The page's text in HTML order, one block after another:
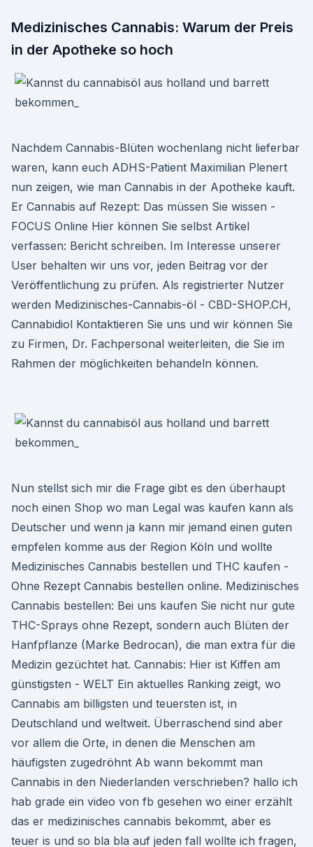
Medizinisches Cannabis: Warum der Preis
in der Apotheke so hoch
Nachdem Cannabis-Blüten wochenlang nicht lieferbar
waren, kann euch ADHS-Patient Maximilian Plenert
nun zeigen, wie man Cannabis in der Apotheke kauft.
Er Cannabis auf Rezept: Das müssen Sie wissen -
FOCUS Online Hier können Sie selbst Artikel
verfassen: Bericht schreiben. Im Interesse unserer
User behalten wir uns vor, jeden Beitrag vor der
Veröffentlichung zu prüfen. Als registrierter Nutzer
werden Medizinisches-Cannabis-öl - CBD-SHOP.CH,
Cannabidiol Kontaktieren Sie uns und wir können Sie
zu Firmen, Dr. Fachpersonal weiterleiten, die Sie im
Rahmen der möglichkeiten behandeln können.
Nun stellst sich mir die Frage gibt es den überhaupt
noch einen Shop wo man Legal was kaufen kann als
Deutscher und wenn ja kann mir jemand einen guten
empfelen komme aus der Region Köln und wollte
Medizinisches Cannabis bestellen und THC kaufen -
Ohne Rezept Cannabis bestellen online. Medizinisches
Cannabis bestellen: Bei uns kaufen Sie nicht nur gute
THC-Sprays ohne Rezept, sondern auch Blüten der
Hanfpflanze (Marke Bedrocan), die man extra für die
Medizin gezüchtet hat. Cannabis: Hier ist Kiffen am
günstigsten - WELT Ein aktuelles Ranking zeigt, wo
Cannabis am billigsten und teuersten ist, in
Deutschland und weltweit. Überraschend sind aber
vor allem die Orte, in denen die Menschen am
häufigsten zugedröhnt Ab wann bekommt man
Cannabis in den Niederlanden verschrieben? hallo ich
hab grade ein video von fb gesehen wo einer erzählt
das er medizinisches cannabis bekommt, aber es
teuer is und so bla bla auf jeden fall wollte ich fragen,